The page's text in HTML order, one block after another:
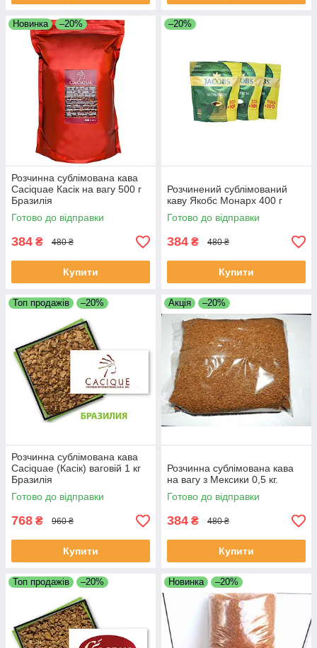
Новинка –20%
Розчинна сублімована кава
Caciquae Касік на вагу 500 г
Бразилія
Готово до відправки
384 ₴ 480 ₴
Купити
–20%
Розчинений сублімований
каву Якобс Монарх 400 г
Готово до відправки
384 ₴ 480 ₴
Купити
Топ продажів –20%
Розчинна сублімована кава
Caciquae (Касік) ваговій 1 кг
Бразилія
Готово до відправки
768 ₴ 960 ₴
Купити
Акція –20%
Розчинна сублімована кава
на вагу з Мексики 0,5 кг.
Готово до відправки
384 ₴ 480 ₴
Купити
Топ продажів –20% Новинка –20%